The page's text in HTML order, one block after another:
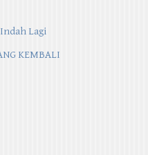
Lagi
KEMBALI